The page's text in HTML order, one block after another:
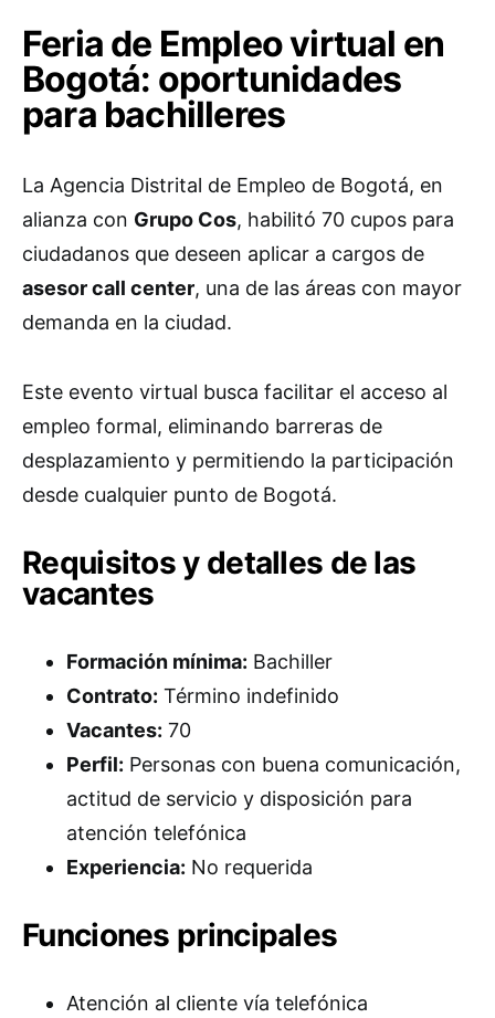
Feria de Empleo virtual en
Bogotá: oportunidades
para bachilleres
La Agencia Distrital de Empleo de Bogotá, en
alianza con Grupo Cos, habilitó 70 cupos para
ciudadanos que deseen aplicar a cargos de
asesor call center, una de las áreas con mayor
demanda en la ciudad.
Este evento virtual busca facilitar el acceso al
empleo formal, eliminando barreras de
desplazamiento y permitiendo la participación
desde cualquier punto de Bogotá.
Requisitos y detalles de las
vacantes
Formación mínima: Bachiller
Contrato: Término indefinido
Vacantes: 70
Perfil: Personas con buena comunicación,
actitud de servicio y disposición para
atención telefónica
Experiencia: No requerida
Funciones principales
Atención al cliente vía telefónica